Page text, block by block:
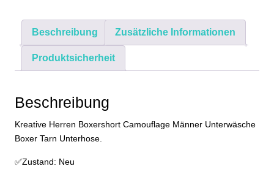
Boxer
Tarn
Unterhose
L
Menge
Beschreibung Zusätzliche Informationen
Produktsicherheit
Beschreibung
Kreative Herren Boxershort Camouflage Männer Unterwäsche
Boxer Tarn Unterhose.
✅Zustand: Neu